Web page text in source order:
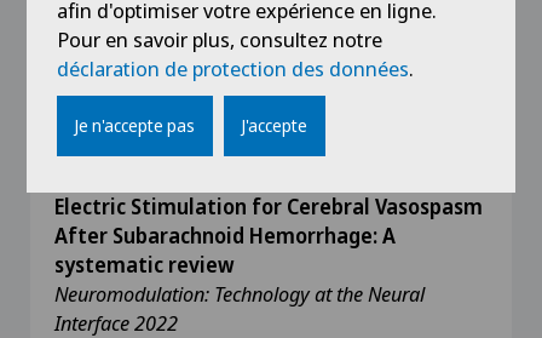
Programming Software Can Predict
Effective Stimulation Parameters
Neuromodulation: Technology at the Neural
Electric Stimulation for Cerebral Vasospasm
After Subarachnoid Hemorrhage: A
systematic review
Neuromodulation: Technology at the Neural
Interface 2022
afin d'optimiser votre expérience en ligne.
Pour en savoir plus, consultez notre
déclaration de protection des données.
Je n'accepte pas J'accepte